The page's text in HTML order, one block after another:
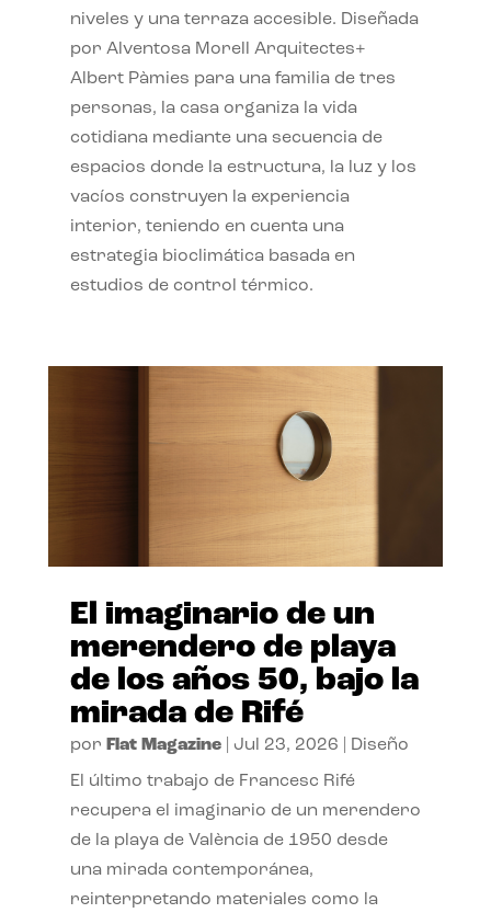
niveles y una terraza accesible. Diseñada
por Alventosa Morell Arquitectes+
Albert Pàmies para una familia de tres
personas, la casa organiza la vida
cotidiana mediante una secuencia de
espacios donde la estructura, la luz y los
vacíos construyen la experiencia
interior, teniendo en cuenta una
estrategia bioclimática basada en
estudios de control térmico.
El imaginario de un
merendero de playa
de los años 50, bajo la
mirada de Rifé
por Flat Magazine| Jul 23, 2026 Diseño
El último trabajo de Francesc Rifé
recupera el imaginario de un merendero
de la playa de València de 1950 desde
una mirada contemporánea,
reinterpretando materiales como la